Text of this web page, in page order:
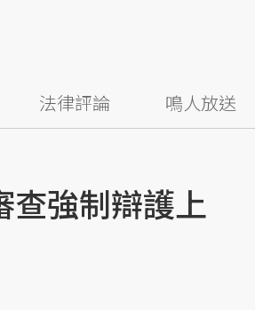
法律評論 鳴人放送
查強制辯護上